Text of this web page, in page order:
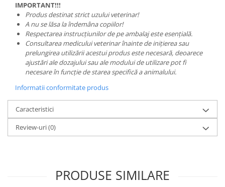
IMPORTANT!!!
Produs destinat strict uzului veterinar!
A nu se lăsa la îndemâna copiilor!
Respectarea instrucțiunilor de pe ambalaj este esențială.
Consultarea medicului veterinar înainte de inițierea sau
prelungirea utilizării acestui produs este necesară, deoarece
ajustări ale dozajului sau ale modului de utilizare pot fi
necesare în funcție de starea specifică a animalului.
Informatii conformitate produs
Caracteristici
Review-uri(0)
PRODUSE SIMILARE